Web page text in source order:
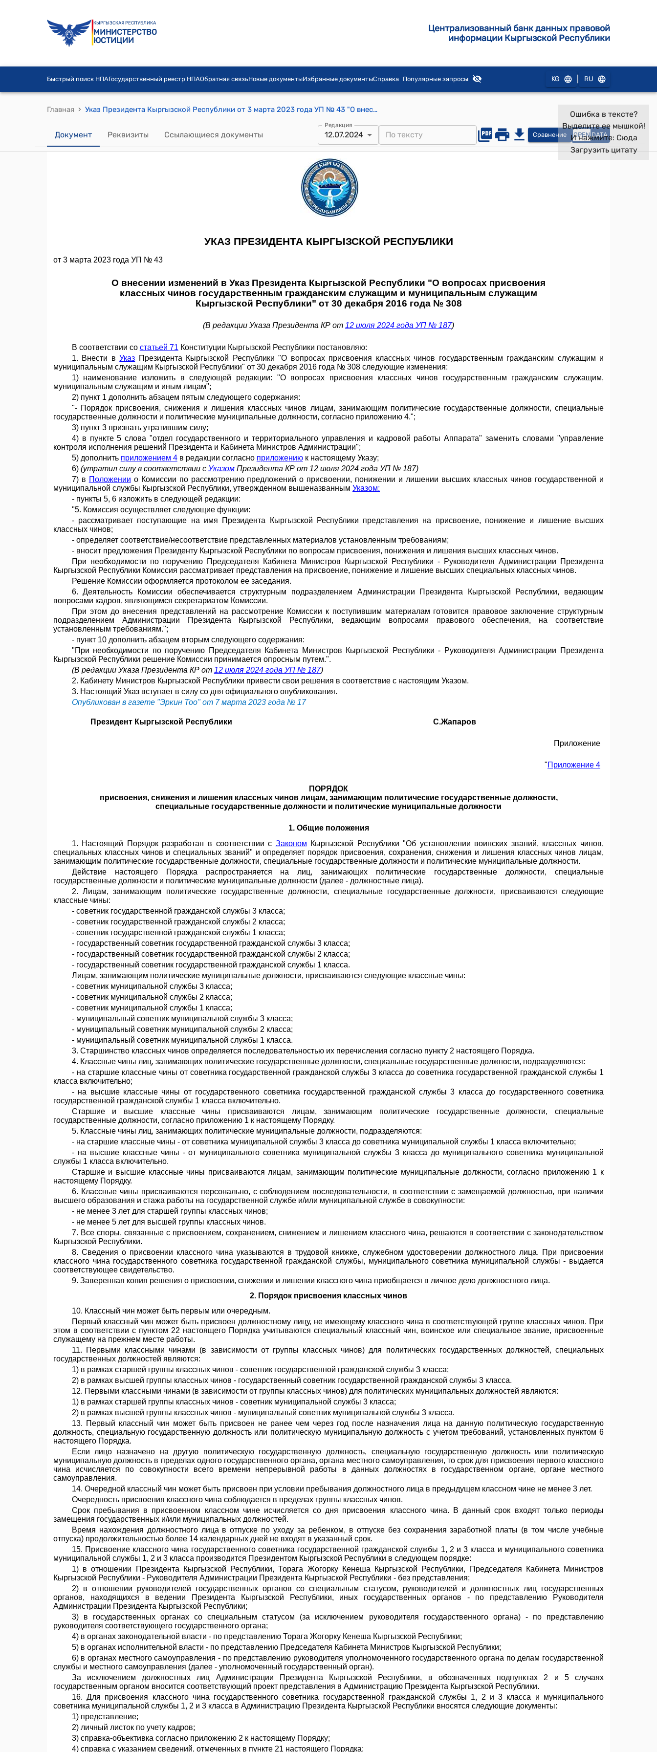
КЫРГЫЗСКАЯ РЕСПУБЛИКА
МИНИСТЕРСТВО
ЮСТИЦИИ
Централизованный банк данных правовой
информации Кыргызской Республики
Быстрый поиск НПАГосударственный реестр НПАОбратная связьНовые документыИзбранные документыСправка Популярные запросы KG RU
Главная › Указ Президента Кыргызской Республики от 3 марта 2023 года УП № 43 "О внесении изменений в Указ Президента Кыргызской Республики "О вопросах присвоения классных чинов государственным гражданским служащим и муниципальным служащим Кыргызской Республики" от 30 декабря 2016 года № 308"
Документ Реквизиты Ссылающиеся документы
Редакция
12.07.2024 Сравнение OPEN DATA
Ошибка в тексте?
Выделите ее мышкой!
И нажмите: Сюда
Загрузить цитату